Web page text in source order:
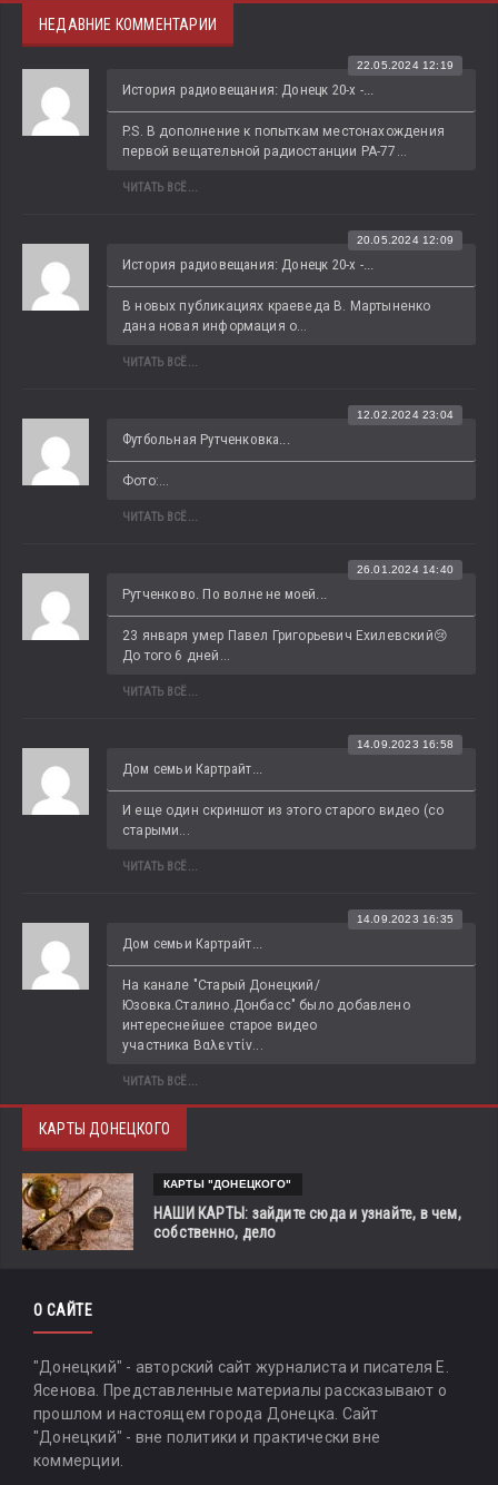
НЕДАВНИЕ КОММЕНТАРИИ
История радиовещания: Донецк 20-х -...
22.05.2024 12:19
P.S. В дополнение к попыткам местонахождения
первой вещательной радиостанции РА-77...
ЧИТАТЬ ВСЁ...
История радиовещания: Донецк 20-х -...
20.05.2024 12:09
В новых публикациях краеведа В. Мартыненко
дана новая информация о...
ЧИТАТЬ ВСЁ...
Футбольная Рутченковка...
12.02.2024 23:04
Фото:...
ЧИТАТЬ ВСЁ...
Рутченково. По волне не моей...
26.01.2024 14:40
23 января умер Павел Григорьевич Ехилевский😢
До того 6 дней...
ЧИТАТЬ ВСЁ...
Дом семьи Картрайт...
14.09.2023 16:58
И еще один скриншот из этого старого видео (со
старыми...
ЧИТАТЬ ВСЁ...
Дом семьи Картрайт...
14.09.2023 16:35
На канале "Старый Донецкий/
Юзовка.Сталино.Донбасс" было добавлено
интереснейшее старое видео
участника Βαλεντίν...
ЧИТАТЬ ВСЁ...
КАРТЫ ДОНЕЦКОГО
КАРТЫ "ДОНЕЦКОГО"
НАШИ КАРТЫ: зайдите сюда и узнайте, в чем,
собственно, дело
О САЙТЕ
"Донецкий" - авторский сайт журналиста и писателя Е.
Ясенова. Представленные материалы рассказывают о
прошлом и настоящем города Донецка. Сайт
"Донецкий" - вне политики и практически вне
коммерции.